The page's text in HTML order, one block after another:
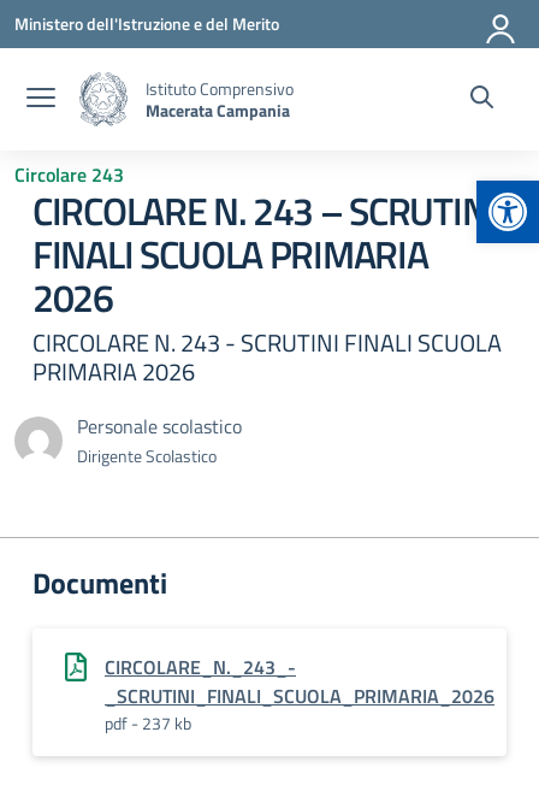
Vai ai contenuti
Vai al menu di navigazione
Vai al footer
Ministero dell'Istruzione e del Merito
Istituto Comprensivo
Macerata Campania
Circolare 243
CIRCOLARE N. 243 – SCRUTINI
FINALI SCUOLA PRIMARIA
2026
CIRCOLARE N. 243 - SCRUTINI FINALI SCUOLA
PRIMARIA 2026
Personale scolastico
Dirigente Scolastico
Documenti
CIRCOLARE_N._243_-
_SCRUTINI_FINALI_SCUOLA_PRIMARIA_2026
pdf - 237 kb